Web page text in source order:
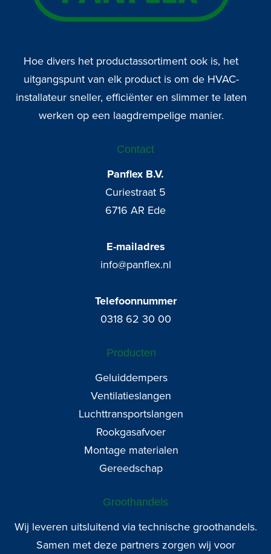
Hoe divers het productassortiment ook is, het
uitgangspunt van elk product is om de HVAC-
installateur sneller, efficiënter en slimmer te laten
werken op een laagdrempelige manier.
Contact
Panflex B.V.
Curiestraat 5
6716 AR Ede
E-mailadres
info@panflex.nl
Telefoonnummer
0318 62 30 00
Producten
Geluiddempers
Ventilatieslangen
Luchttransportslangen
Rookgasafvoer
Montage materialen
Gereedschap
Groothandels
Wij leveren uitsluitend via technische groothandels.
Samen met deze partners zorgen wij voor